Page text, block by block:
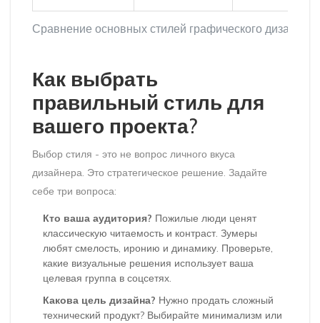
Сравнение основных стилей графического дизайна
Как выбрать
правильный стиль для
вашего проекта?
Выбор стиля - это не вопрос личного вкуса
дизайнера. Это стратегическое решение. Задайте
себе три вопроса:
Кто ваша аудитория? Пожилые люди ценят
классическую читаемость и контраст. Зумеры
любят смелость, иронию и динамику. Проверьте,
какие визуальные решения использует ваша
целевая группа в соцсетях.
Какова цель дизайна? Нужно продать сложный
технический продукт? Выбирайте минимализм или